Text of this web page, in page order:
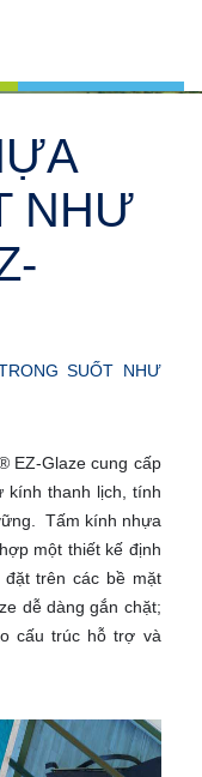
NHƯ
SUỐT NHƯ
EZ-Glaze cung cấp
kính thanh lịch, tính
Tấm kính nhựa
một thiết kế định
trên các bề mặt
dễ dàng gắn chặt;
cấu trúc hỗ trợ và